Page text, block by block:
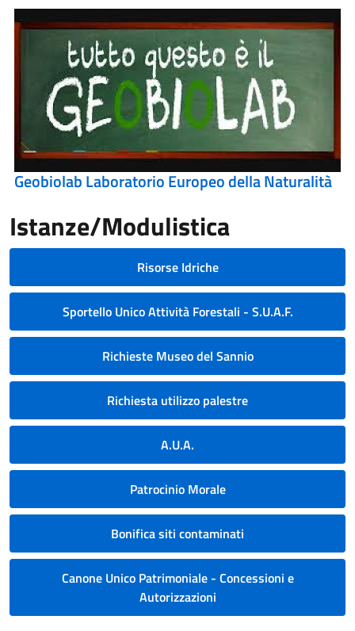
Geobiolab Laboratorio Europeo della Naturalità
Istanze/Modulistica
Risorse Idriche
Sportello Unico Attività Forestali - S.U.A.F.
Richieste Museo del Sannio
Richiesta utilizzo palestre
A.U.A.
Patrocinio Morale
Bonifica siti contaminati
Canone Unico Patrimoniale - Concessioni e
Autorizzazioni